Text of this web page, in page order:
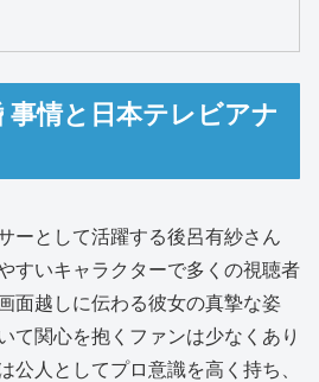
事情と日本テレビアナ
ーとして活躍する後呂有紗さん
すいキャラクターで多くの視聴者
面越しに伝わる彼女の真摯な姿
て関心を抱くファンは少なくあり
公人としてプロ意識を高く持ち、